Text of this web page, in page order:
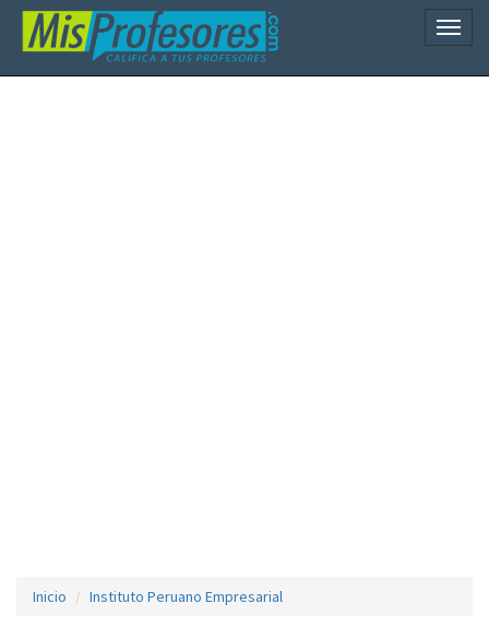
Inicio Instituto Peruano Empresarial